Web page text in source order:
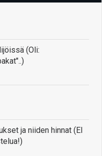
(Oli:
ja niiden hinnat (EI